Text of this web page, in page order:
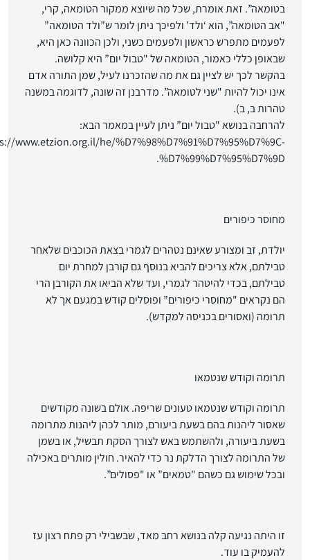
בטומאה”. זאת אומרת, שכל מה שיוצא ממקור הטומאה, קרי,
"אב הטומאה”, הוא ‘ולד’ ולפיכך ניתן לומר ש”ולד הטומאה”
לפעמים מתפרש כראשון ולפעמים כשני, ולכן הכוונה כאן היא,
שבאופן כללי כאמור, הטומאה של "טבול יום” היא קלושה.
בהקשר לכך יש לציין גם את מה שהזכרנו לעיל, שמן התורה אדם
אינו יכול להיות "שני לטומאה”. מדרבנן זה שונה, לדוגמה במשנה
טהרות ב, ב).
להרחבה בנושא "טבול יום” ניתן לעיין במאמר הבא:
https://www.etzion.org.il/he/%D7%98%D7%91%D7%95%D7%9C-
%D7%99%D7%95%D7%9D.
מחוסר כיפורים
יולדת, זב ומצורע שאינם נטהרים לגמרי בצאת הכוכבים שלאחר
טבילתם, אלא צריכים להביא בנוסף גם קורבן למחרת יום
טבילתם, בכדי להיטהר לגמרי, ועד שלא הביאו את הקורבן הרי
הם נקראים "מחוסרי כיפורים” ופוסלים קודש במגעם אך לא
תרומה (ואסורים בכניסה למקדש).
תרומה וקודש שנטמאו
תרומה וקודש שנטמאו טעונים שריפה. אולם בשונה מקודשים
שאסור ליהנות בהם בשעת ביעורם, מותר לכהן ליהנות מתרומה
בשעת ביעורה, ולהשתמש באש לצורך הסקת תבשיל, או בשמן
של התרומה לצורך הדלקת נר כדי להאיר. חולין מותרים באכילה
ובכל שימוש גם כשהם "טמאים” או "פסולים”.
זו היתה נגיעה קלה בנושא רחב מאד, שבשבילי רק פתח רצון עז
להעמיק בו עוד.